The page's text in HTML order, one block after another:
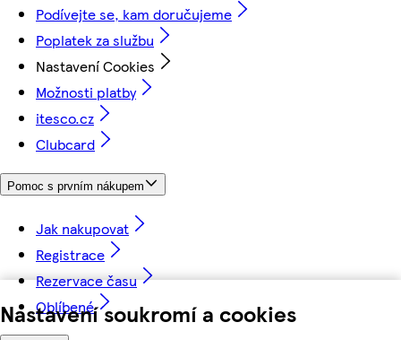
Nastavení soukromí a cookies
Podívejte se, kam doručujeme
Poplatek za službu
Nastavení Cookies
Možnosti platby
itesco.cz
Clubcard
Pomoc s prvním nákupem
Jak nakupovat
Registrace
Rezervace času
Oblíbené